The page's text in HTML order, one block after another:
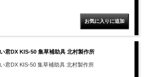
君DX KIS-50 集草補助具 北村製作所
君DX KIS-50 集草補助具 北村製作所